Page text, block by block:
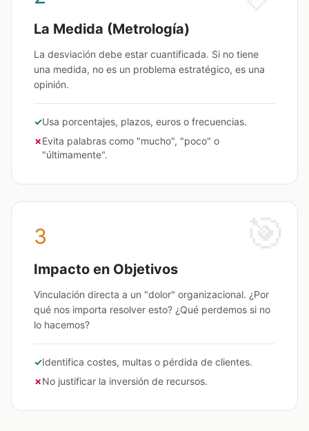
La Medida (Metrología)
La desviación debe estar cuantificada. Si no tiene
una medida, no es un problema estratégico, es una
opinión.
✓Usa porcentajes, plazos, euros o frecuencias.
✗Evita palabras como "mucho", "poco" o
"últimamente".
3
Impacto en Objetivos
Vinculación directa a un "dolor" organizacional. ¿Por
qué nos importa resolver esto? ¿Qué perdemos si no
lo hacemos?
✓Identifica costes, multas o pérdida de clientes.
✗No justificar la inversión de recursos.